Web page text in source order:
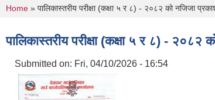
You are here
Home » पालिकास्तरीय परीक्षा (कक्षा ५ र ८) - २०८२ को नजिजा
पालिकास्तरीय परीक्षा (कक्षा ५ र ८) -
Submitted on: Fri, 04/10/2026 - 16:54